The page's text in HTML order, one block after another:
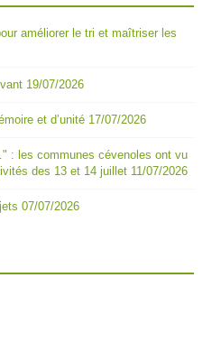
améliorer le tri et maîtriser les
19/07/2026
et d’unité 17/07/2026
: les communes cévenoles ont vu
des 13 et 14 juillet 11/07/2026
07/07/2026